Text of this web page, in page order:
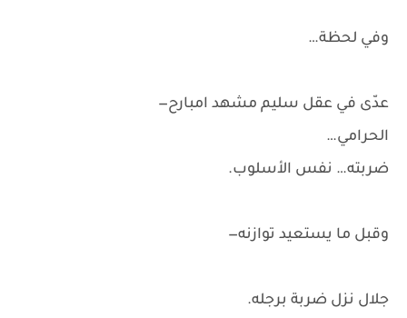
وفي لحظة…
عدّى في عقل سليم مشهد امبارح—
الحرامي…
ضربته… نفس الأسلوب.
وقبل ما يستعيد توازنه—
جلال نزل ضربة برجله.